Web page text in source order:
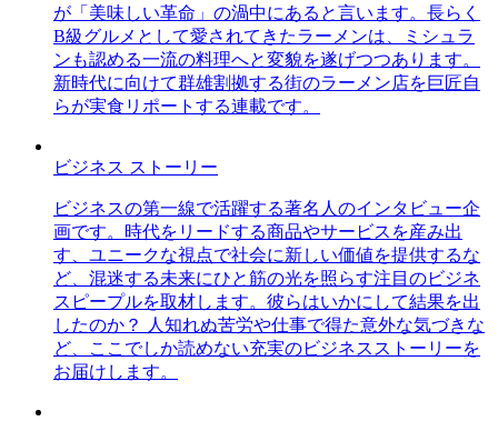
が「美味しい革命」の渦中にあると言います。長らく
B級グルメとして愛されてきたラーメンは、ミシュラ
ンも認める一流の料理へと変貌を遂げつつあります。
新時代に向けて群雄割拠する街のラーメン店を巨匠自
らが実食リポートする連載です。
ビジネス ストーリー
ビジネスの第一線で活躍する著名人のインタビュー企
画です。時代をリードする商品やサービスを産み出
す、ユニークな視点で社会に新しい価値を提供するな
ど、混迷する未来にひと筋の光を照らす注目のビジネ
スピープルを取材します。彼らはいかにして結果を出
したのか？ 人知れぬ苦労や仕事で得た意外な気づきな
ど、ここでしか読めない充実のビジネスストーリーを
お届けします。